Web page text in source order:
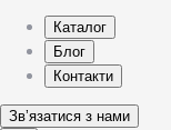
Каталог
Блог
Контакти
Звʼязатися з нами